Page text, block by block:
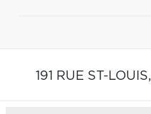
191 RUE ST-LOUIS,